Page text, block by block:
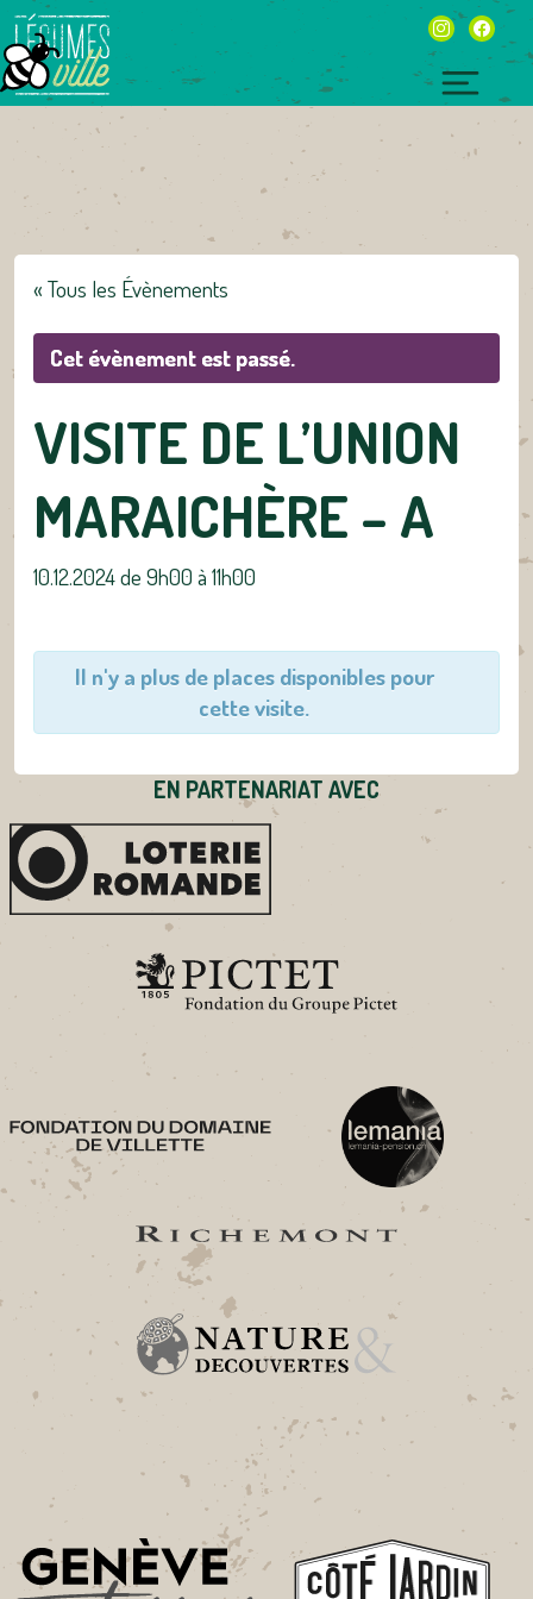
Skip
to
content
instagram
« Tous les Évènements
Cet évènement est passé.
VISITE DE L’UNION
MARAICHÈRE – A
10.12.2024 de 9h00 à 11h00
Il n'y a plus de places disponibles pour
cette visite.
EN PARTENARIAT AVEC